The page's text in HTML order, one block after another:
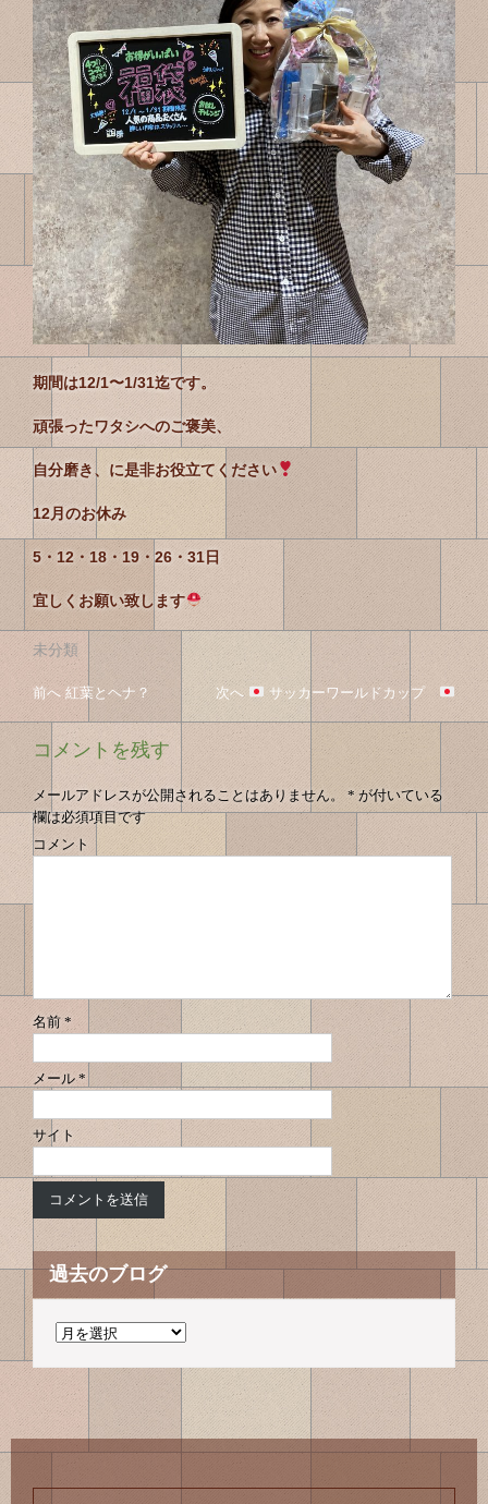
期間は12/1〜1/31迄です。
頑張ったワタシへのご褒美、
自分磨き、に是非お役立てください
12月のお休み
5・12・18・19・26・31日
宜しくお願い致します
未分類
投
稿
の
ナ
ビ
ゲ
ン
投
稿
ナ
ビ
ゲ
ー
シ
ョ
前へ 前
の
投
稿
へ
紅葉とヘナ？ 次へ 次
投
へ
サッカーワールドカップ
コメントを残す
メールアドレスが公開されることはありません。 *が付いている
欄は必須項目です
コメント
名前 *
メール*
サイト
過去のブログ
過
の
ブ
ロ
グ